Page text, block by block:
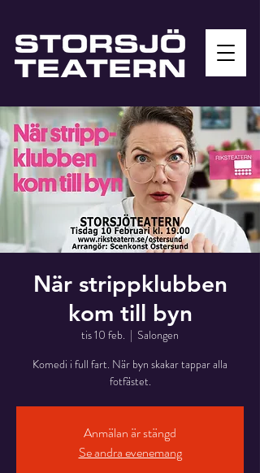
När strippklubben
kom till byn
tis 10 feb.
  |
Salongen
Komedi i full fart. När byn skakar tappar alla
fotfästet.
Anmälan är stängd
Se andra evenemang